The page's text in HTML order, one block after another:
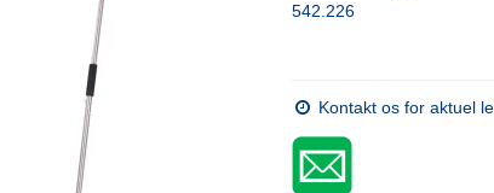
542.226
Kontakt os for aktuel